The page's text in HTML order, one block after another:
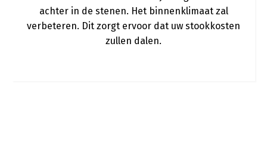
achter in de stenen. Het binnenklimaat zal
verbeteren. Dit zorgt ervoor dat uw stookkosten
zullen dalen.